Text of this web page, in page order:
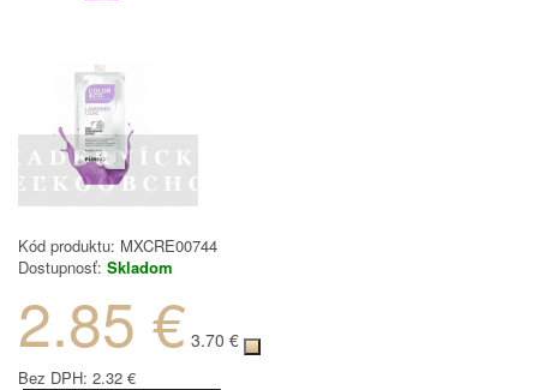
Kód produktu: MXCRE00744
Dostupnosť: Skladom
2.85 € 3.70 €
Bez DPH: 2.32 €